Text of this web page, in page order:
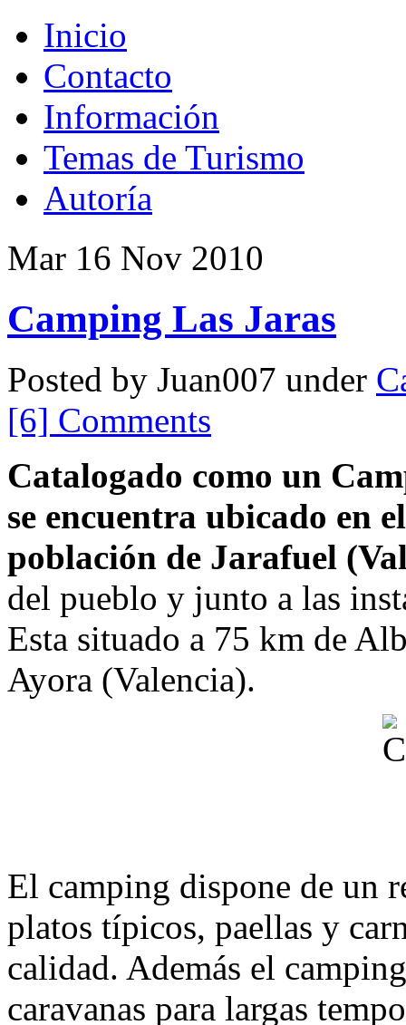
Inicio
Contacto
Información
Temas de Turismo
Autoría
Mar 16 Nov 2010
Camping Las Jaras
Posted by Juan007 under
[6] Comments
Catalogado como un
se encuentra ubicado en
población de Jarafuel
del pueblo y junto a las
Esta situado a 75 km de
Ayora (Valencia).
El camping dispone de un
platos típicos, paellas y
calidad. Además el
caravanas para largas